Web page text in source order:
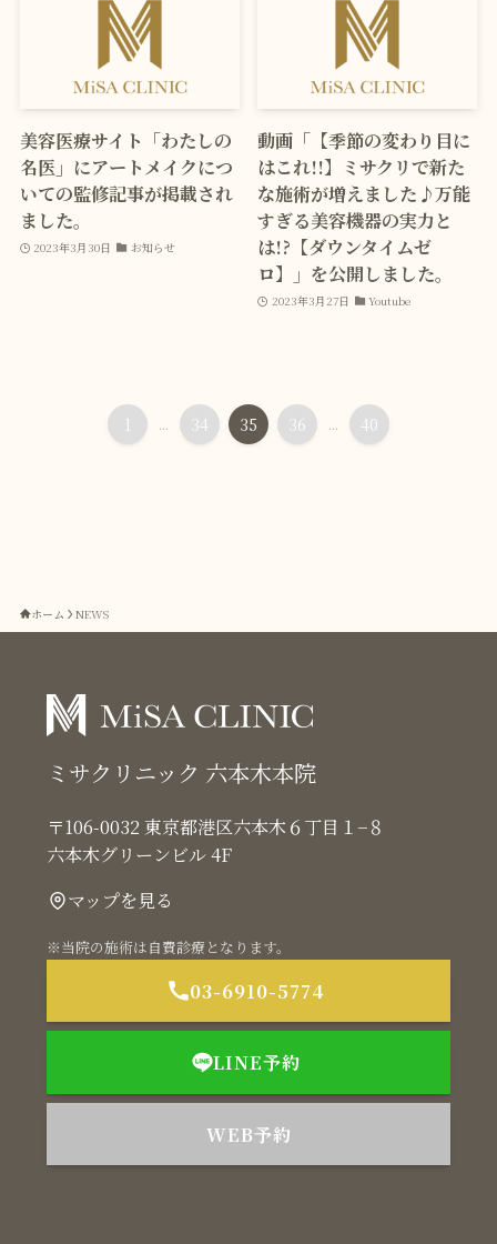
美容医療サイト「わたしの
名医」にアートメイクにつ
いての監修記事が掲載され
ました。
2023年3月30日 お知らせ
動画「【季節の変わり目に
はこれ!!】ミサクリで新た
な施術が増えました♪万能
すぎる美容機器の実力と
は!?【ダウンタイムゼ
ロ】」を公開しました。
2023年3月27日 Youtube
1 ... 34 35 36 ... 40
ホーム NEWS
ミサクリニック 六本木本院
〒106-0032 東京都港区六本木６丁目１−８
六本木グリーンビル 4F
マップを見る
※当院の施術は自費診療となります。
03-6910-5774
LINE予約
WEB予約